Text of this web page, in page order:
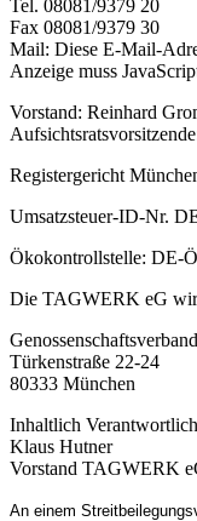
Tel. 08081/9379 20
Fax 08081/9379 30
Mail: Diese E-Mail-
Anzeige muss
Vorstand: Reinhard
Registergericht
Umsatzsteuer-ID-Nr.
Ökokontrollstelle: DE-
Die TAGWERK eG
Türkenstraße 22-24
80333 München
Inhaltlich
Klaus Hutner
Vorstand TAGWERK
An einem